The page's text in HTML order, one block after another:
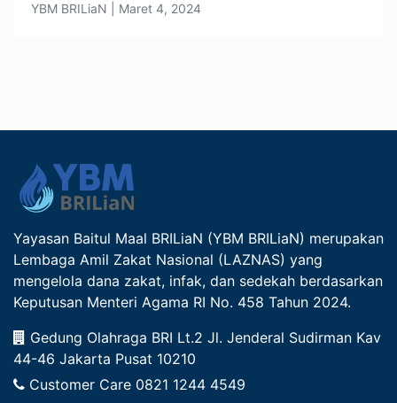
YBM BRILiaN | Maret 4, 2024
Yayasan Baitul Maal BRILiaN (YBM BRILiaN) merupakan
Lembaga Amil Zakat Nasional (LAZNAS) yang
mengelola dana zakat, infak, dan sedekah berdasarkan
Keputusan Menteri Agama RI No. 458 Tahun 2024.
Gedung Olahraga BRI Lt.2 Jl. Jenderal Sudirman Kav
44-46 Jakarta Pusat 10210
Customer Care 0821 1244 4549